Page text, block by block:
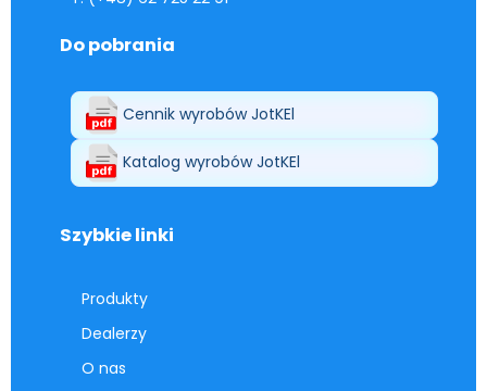
Do pobrania
Cennik wyrobów JotKEl
Katalog wyrobów JotKEl
Szybkie linki
Produkty
Dealerzy
O nas